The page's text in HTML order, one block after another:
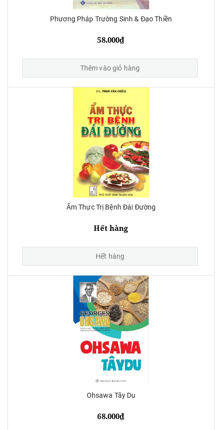
Phương Pháp Trường Sinh & Đạo Thiền
58.000₫
Thêm vào giỏ hàng
Ẩm Thực Trị Bệnh Đái Đường
Hết hàng
Hết hàng
Ohsawa Tây Du
68.000₫